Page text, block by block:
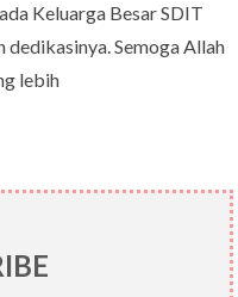
Keluarga Besar SDIT
dedikasinya. Semoga Allah
lebih